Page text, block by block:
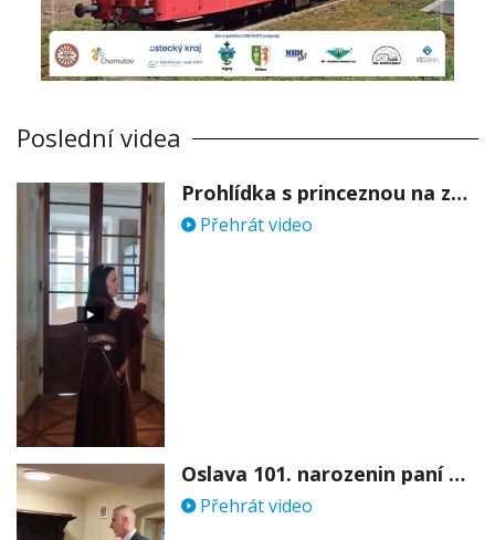
Poslední videa
Prohlídka s princeznou na zámku Stekník
Přehrát video
Oslava 101. narozenin paní Věry Skořepové
Přehrát video